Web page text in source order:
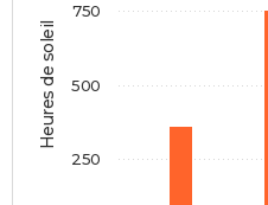
Heures de soleil
250
500
750